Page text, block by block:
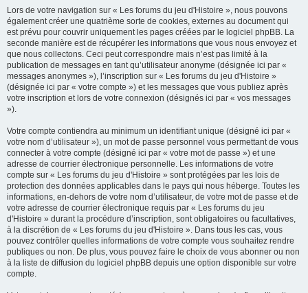
Lors de votre navigation sur « Les forums du jeu d'Histoire », nous pouvons
également créer une quatrième sorte de cookies, externes au document qui
est prévu pour couvrir uniquement les pages créées par le logiciel phpBB. La
seconde manière est de récupérer les informations que vous nous envoyez et
que nous collectons. Ceci peut correspondre mais n’est pas limité à la
publication de messages en tant qu’utilisateur anonyme (désignée ici par «
messages anonymes »), l’inscription sur « Les forums du jeu d'Histoire »
(désignée ici par « votre compte ») et les messages que vous publiez après
votre inscription et lors de votre connexion (désignés ici par « vos messages
»).
Votre compte contiendra au minimum un identifiant unique (désigné ici par «
votre nom d’utilisateur »), un mot de passe personnel vous permettant de vous
connecter à votre compte (désigné ici par « votre mot de passe ») et une
adresse de courrier électronique personnelle. Les informations de votre
compte sur « Les forums du jeu d'Histoire » sont protégées par les lois de
protection des données applicables dans le pays qui nous héberge. Toutes les
informations, en-dehors de votre nom d’utilisateur, de votre mot de passe et de
votre adresse de courrier électronique requis par « Les forums du jeu
d'Histoire » durant la procédure d’inscription, sont obligatoires ou facultatives,
à la discrétion de « Les forums du jeu d'Histoire ». Dans tous les cas, vous
pouvez contrôler quelles informations de votre compte vous souhaitez rendre
publiques ou non. De plus, vous pouvez faire le choix de vous abonner ou non
à la liste de diffusion du logiciel phpBB depuis une option disponible sur votre
compte.